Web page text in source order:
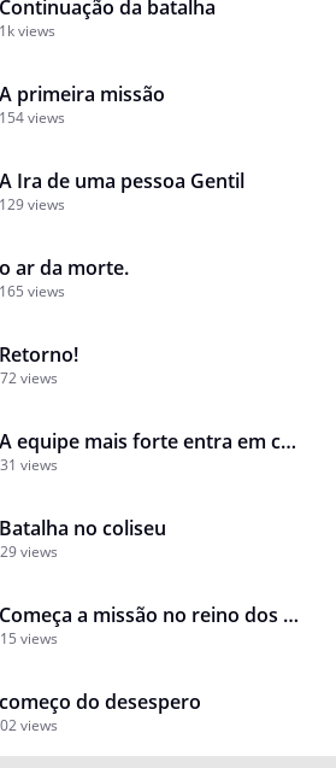
da batalha
1k views
primeira missão
154 views
Ira de uma pessoa Gentil
129 views
ar da morte.
165 views
views
Capitulo 2: A equipe mais forte entra em cena.
views
no coliseu
views
Capitulo 2: Começa a missão no reino dos elfos
views
do desespero
views